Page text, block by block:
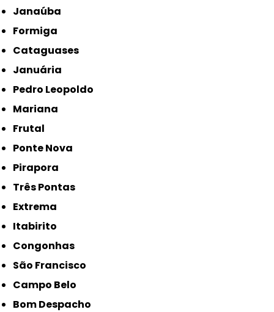
Janaúba
Formiga
Cataguases
Januária
Pedro Leopoldo
Mariana
Frutal
Ponte Nova
Pirapora
Três Pontas
Extrema
Itabirito
Congonhas
São Francisco
Campo Belo
Bom Despacho